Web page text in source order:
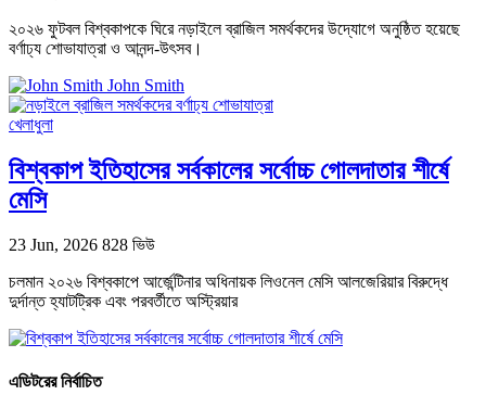
২০২৬ ফুটবল বিশ্বকাপকে ঘিরে নড়াইলে ব্রাজিল সমর্থকদের উদ্যোগে অনুষ্ঠিত হয়েছে
বর্ণাঢ্য শোভাযাত্রা ও আনন্দ-উৎসব।
John Smith
খেলাধুলা
বিশ্বকাপ ইতিহাসের সর্বকালের সর্বোচ্চ গোলদাতার শীর্ষে
মেসি
23 Jun, 2026 828 ভিউ
চলমান ২০২৬ বিশ্বকাপে আর্জেন্টিনার অধিনায়ক লিওনেল মেসি আলজেরিয়ার বিরুদ্ধে
দুর্দান্ত হ্যাটট্রিক এবং পরবর্তীতে অস্ট্রিয়ার
এডিটরের নির্বাচিত